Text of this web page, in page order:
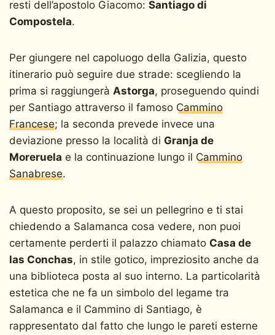
resti dell’apostolo Giacomo: Santiago di
Compostela.
Per giungere nel capoluogo della Galizia, questo
itinerario può seguire due strade: scegliendo la
prima si raggiungerà Astorga, proseguendo quindi
per Santiago attraverso il famoso Cammino
Francese; la seconda prevede invece una
deviazione presso la località di Granja de
Moreruela e la continuazione lungo il Cammino
Sanabrese.
A questo proposito, se sei un pellegrino e ti stai
chiedendo a Salamanca cosa vedere, non puoi
certamente perderti il palazzo chiamato Casa de
las Conchas, in stile gotico, impreziosito anche da
una biblioteca posta al suo interno. La particolarità
estetica che ne fa un simbolo del legame tra
Salamanca e il Cammino di Santiago, è
rappresentato dal fatto che lungo le pareti esterne